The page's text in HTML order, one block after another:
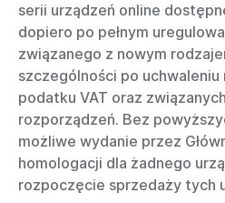
serii urządzeń online
dopiero po pełnym
związanego z nowym
szczególności po
podatku VAT oraz
rozporządzeń. Bez
możliwe wydanie przez
homologacji dla żadnego
rozpoczęcie sprzedaży tych